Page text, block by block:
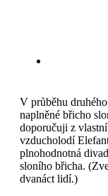
V průběhu
naplněné břicho
doporučuji z
vzducholodí
plnohodnotná
sloního břicha.
dvanáct lidí.)